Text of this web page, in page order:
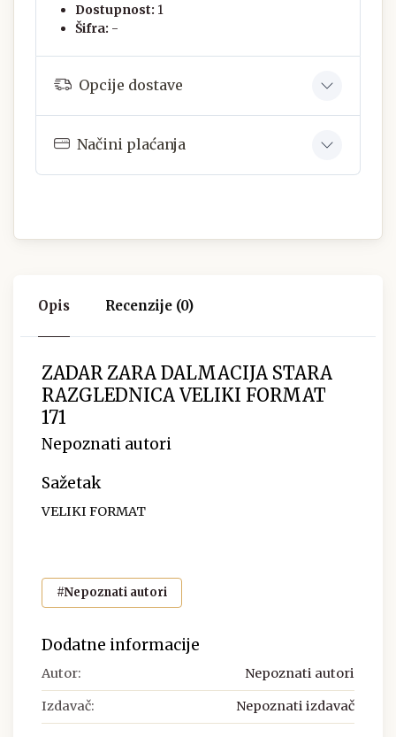
Dostupnost: 1
Šifra: -
Opcije dostave
Načini plaćanja
Opis Recenzije (0)
ZADAR ZARA DALMACIJA STARA
RAZGLEDNICA VELIKI FORMAT
171
Nepoznati autori
Sažetak
VELIKI FORMAT
#Nepoznati autori
Dodatne informacije
Autor: Nepoznati autori
Izdavač: Nepoznati izdavač